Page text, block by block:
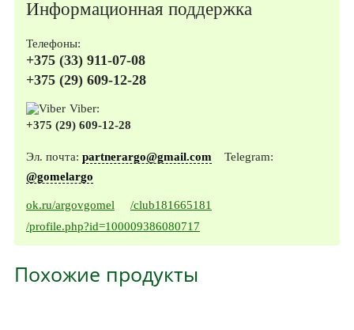
Информационная поддержка
Телефоны:
+375 (33) 911-07-08
+375 (29) 609-12-28
Viber:
+375 (29) 609-12-28
Эл. почта: partnerargo@gmail.comTelegram:
@gomelargo
ok.ru/argovgomel
/club181665181
/profile.php?id=100009386080717
Похожие продукты